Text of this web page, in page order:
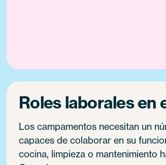
Roles laborales en
Los campamentos necesitan un
capaces de colaborar en su
cocina, limpieza o mantenimiento